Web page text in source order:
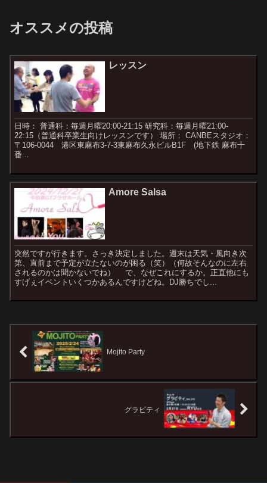
オススメの投稿
レッスン
日時： 普通科：毎週月曜20:00-21:15 研究科：毎週月曜21:00-
22:15（普通科卒業生向けレッスンです） 場所： CANBEスタジオ：
〒106-0044 港区東麻布3-7-3東麻布久永ビルB1F (地下鉄 麻布十
番...
Amore Salsa
突然ですが行きます。さっき決定しました。週末は天気・風向き次
第、直前まで予定が立たないのが困る（笑）（何故そんなのに左右
されるのかは聞かないでね） で、なぜこれにするか。正直他にも
すげぇイベントいくつかあるんですけどね。DJ勝ちでし...
Mojito Party
グラビティ